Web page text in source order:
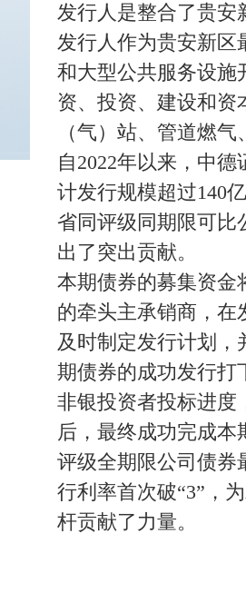
发行人是整合了贵安
发行人作为贵安新区
和大型公共服务设施
资、投资、建设和资
（气）站、管道燃
自2022年以来，中
计发行规模超过140
省同评级同期限可比
出了突出贡献。
本期债券的募集资金
的牵头主承销商，在
及时制定发行计划，
期债券的成功发行打
非银投资者投标进度
后，最终成功完成
评级全期限公司债券
行利率首次破“3”，
杆贡献了力量。